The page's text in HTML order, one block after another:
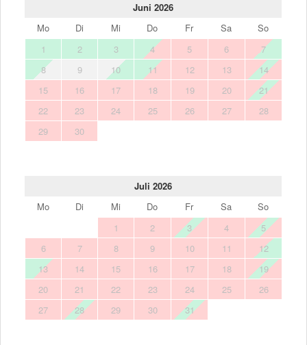
Juni 2026
Mo
Di Mi Do Fr Sa
So
1
2 3 4 5 6
7
8
9 10 11 12 13
14
15
16 17 18 19 20
21
22
23 24 25 26 27
28
29
30
Juli 2026
Mo
Di Mi Do Fr Sa
So
1
2 3 4
5
6
7 8 9 10 11
12
13
14 15 16 17 18
19
20
21 22 23 24 25
26
27
28 29 30 31